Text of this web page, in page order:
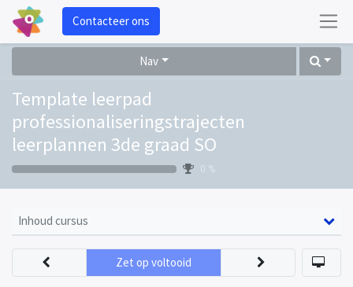
Contacteer ons
Nav
Template leerpad
professionaliseringstrajecten
leerplannen 3de graad SO
0 %
Inhoud cursus
Zet op voltooid